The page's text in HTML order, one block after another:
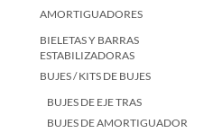
AMORTIGUADORES
BIELETAS Y BARRAS
ESTABILIZADORAS
BUJES / KITS DE BUJES
BUJES DE EJE TRAS
BUJES DE AMORTIGUADOR